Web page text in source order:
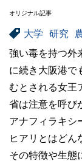
オリジナル記事
大学 研究
強い毒を持つ外
に続き大阪港で
むとされる女王
省は注意を呼び
アナフィラキシ
ヒアリとはどん
その特徴や生態